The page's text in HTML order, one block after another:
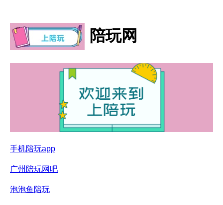
陪玩网
手机陪玩app
广州陪玩网吧
泡泡鱼陪玩